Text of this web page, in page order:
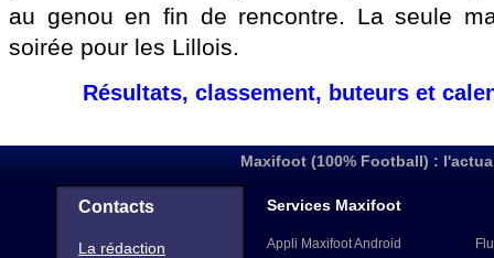
au genou en fin de rencontre. La seule
soirée pour les Lillois.
Résultats, classement, buteurs et
Maxifoot (100% Football) :
Contacts
La rédaction
Services Maxifoot
Appli Maxifoot Android